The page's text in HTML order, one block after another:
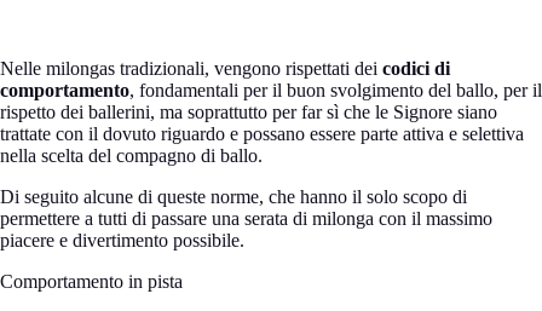
Nelle milongas tradizionali, vengono rispettati dei codici di
comportamento, fondamentali per il buon svolgimento del ballo, per il
rispetto dei ballerini, ma soprattutto per far sì che le Signore siano
trattate con il dovuto riguardo e possano essere parte attiva e selettiva
nella scelta del compagno di ballo.
Di seguito alcune di queste norme, che hanno il solo scopo di
permettere a tutti di passare una serata di milonga con il massimo
piacere e divertimento possibile.
Comportamento in pista